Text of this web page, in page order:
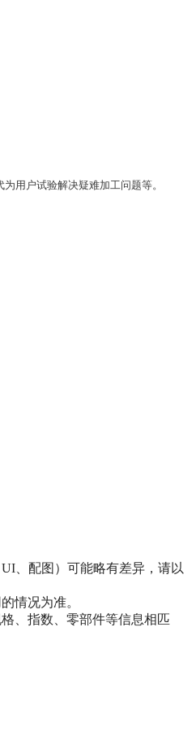
用户试验解决疑难加工问题等。
、配图）可能略有差异，请以
情况为准。
、指数、零部件等信息相匹